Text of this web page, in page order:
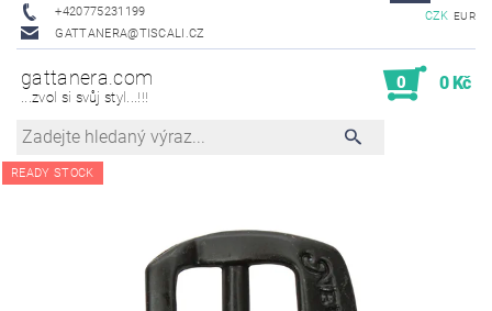
+420775231199
GATTANERA@TISCALI.CZ
CZK EUR
gattanera.com
...zvol si svůj styl...!!!
0 0 Kč
READY STOCK